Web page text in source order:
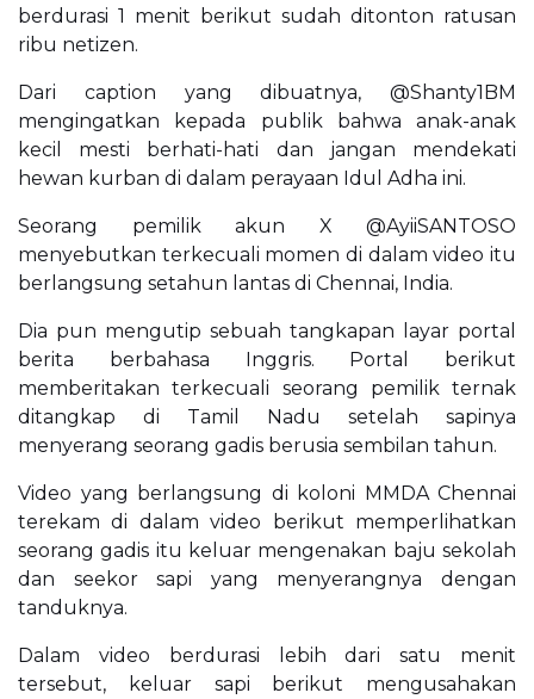
berdurasi 1 menit berikut sudah ditonton ratusan
ribu netizen.
Dari caption yang dibuatnya, @Shanty1BM
mengingatkan kepada publik bahwa anak-anak
kecil mesti berhati-hati dan jangan mendekati
hewan kurban di dalam perayaan Idul Adha ini.
Seorang pemilik akun X @AyiiSANTOSO
menyebutkan terkecuali momen di dalam video itu
berlangsung setahun lantas di Chennai, India.
Dia pun mengutip sebuah tangkapan layar portal
berita berbahasa Inggris. Portal berikut
memberitakan terkecuali seorang pemilik ternak
ditangkap di Tamil Nadu setelah sapinya
menyerang seorang gadis berusia sembilan tahun.
Video yang berlangsung di koloni MMDA Chennai
terekam di dalam video berikut memperlihatkan
seorang gadis itu keluar mengenakan baju sekolah
dan seekor sapi yang menyerangnya dengan
tanduknya.
Dalam video berdurasi lebih dari satu menit
tersebut, keluar sapi berikut mengusahakan